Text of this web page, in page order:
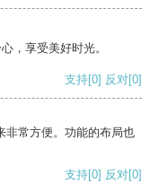
，享受美好时光。
支持[0] 反对[0]
非常方便。功能的布局也
支持[0] 反对[0]